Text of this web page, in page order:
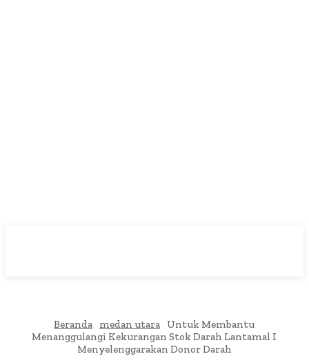
Beranda medan utara
Untuk Membantu
Menanggulangi Kekurangan Stok Darah Lantamal I
Menyelenggarakan Donor Darah